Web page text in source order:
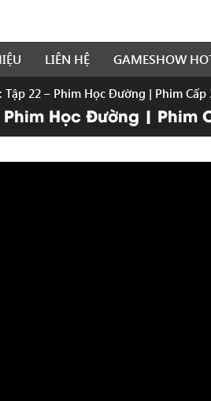
LIÊN HỆ GAMESHOW
Tập 22 – Phim Học Đường | Phim Cấp
Học Đường | Phim